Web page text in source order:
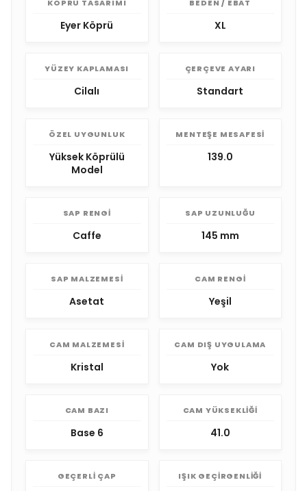
KÖPRÜ TASARIMI
Eyer Köprü
BEDEN / EBAT
XL
YÜZEY KAPLAMASI
Cilalı
ÇERÇEVE AYARI
Standart
ÖZEL UYGUNLUK
Yüksek Köprülü
Model
MENTEŞE MESAFESI
139.0
SAP RENGI
Caffe
SAP UZUNLUĞU
145 mm
SAP MALZEMESI
Asetat
CAM RENGI
Yeşil
CAM MALZEMESI
Kristal
CAM DIŞ UYGULAMA
Yok
CAM BAZI
Base 6
CAM YÜKSEKLIĞI
41.0
GEÇERLI ÇAP IŞIK GEÇIRGENLIĞI